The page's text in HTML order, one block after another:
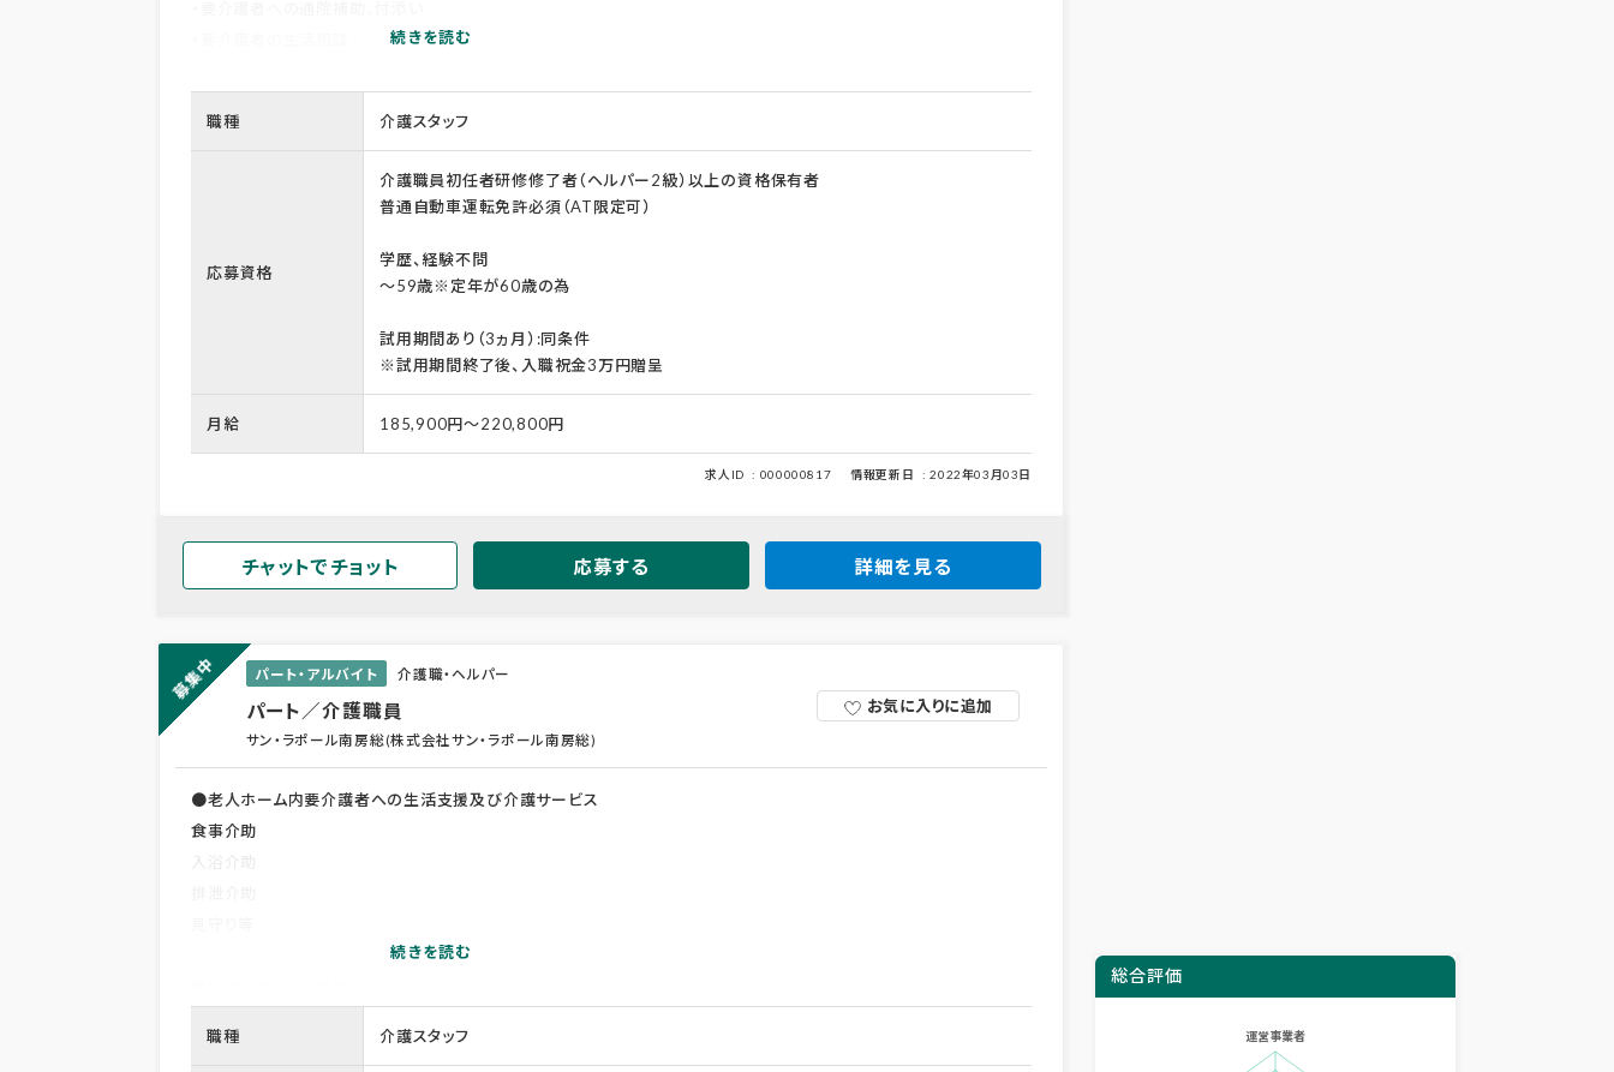
＊健康でお元気な時から入居されたお年寄りの生活を最後までサポ
職種 介護スタッフ
応募資格
介護職員初任者研修修了者（ヘルパー2級）以上の資格保有者
普通自動車運転免許必須（AT限定可）
学歴、経験不問
～59歳※定年が60歳の為
試用期間あり（3ヵ月）:同条件
※試用期間終了後、入職祝金3万円贈呈
月給 185,900円～220,800円
求人ID 000000817 情報更新日 2022年03月03日
チャットでチョット 応募する 詳細を見る
募集中 パート・アルバイト 介護職・ヘルパー
パート／介護職員
サン・ラポール南房総(株式会社サン・ラポール南房総)
お気に入りに追加
●老人ホーム内要介護者への生活支援及び介護サービス
食事介助
職種
介護スタッフ
総合評価